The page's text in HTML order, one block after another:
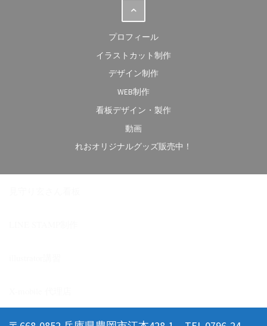
プロフィール
イラストカット制作
デザイン制作
WEB制作
看板デザイン・製作
動画
れおオリジナルグッズ販売中！